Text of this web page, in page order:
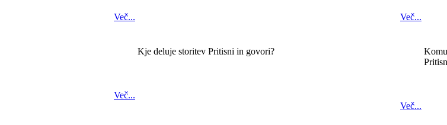
Več... Več...
Kje deluje storitev Pritisni in govori?
Več...
Več...